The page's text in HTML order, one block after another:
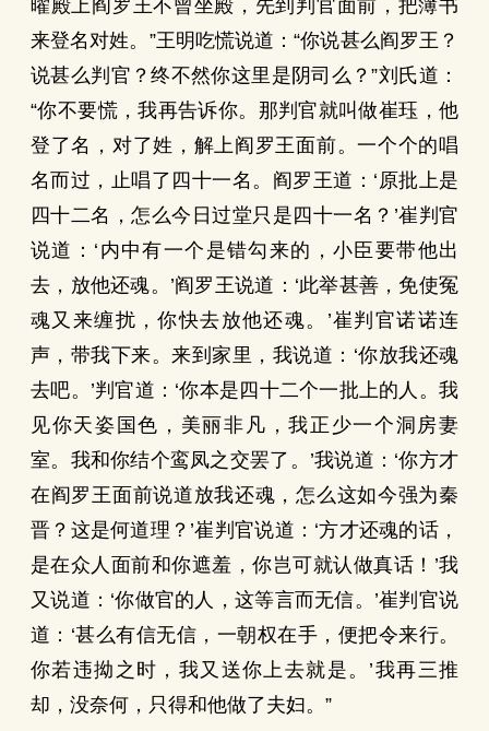
曜殿上阎罗王不曾坐殿，先到判官面前，把簿书
来登名对姓。”王明吃慌说道：“你说甚么阎罗王？
说甚么判官？终不然你这里是阴司么？”刘氏道：
“你不要慌，我再告诉你。那判官就叫做崔珏，他
登了名，对了姓，解上阎罗王面前。一个个的唱
名而过，止唱了四十一名。阎罗王道：‘原批上是
四十二名，怎么今日过堂只是四十一名？’崔判官
说道：‘内中有一个是错勾来的，小臣要带他出
去，放他还魂。’阎罗王说道：‘此举甚善，免使冤
魂又来缠扰，你快去放他还魂。’崔判官诺诺连
声，带我下来。来到家里，我说道：‘你放我还魂
去吧。’判官道：‘你本是四十二个一批上的人。我
见你天姿国色，美丽非凡，我正少一个洞房妻
室。我和你结个鸾凤之交罢了。’我说道：‘你方才
在阎罗王面前说道放我还魂，怎么这如今强为秦
晋？这是何道理？’崔判官说道：‘方才还魂的话，
是在众人面前和你遮羞，你岂可就认做真话！’我
又说道：‘你做官的人，这等言而无信。’崔判官说
道：‘甚么有信无信，一朝权在手，便把令来行。
你若违拗之时，我又送你上去就是。’我再三推
却，没奈何，只得和他做了夫妇。”